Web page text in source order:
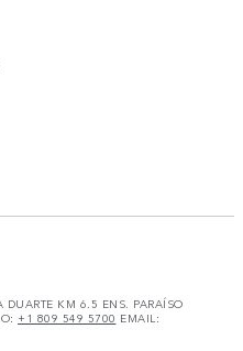
DUARTE KM 6.5 ENS. PARAÍSO
+1 809 549 5700 EMAIL: